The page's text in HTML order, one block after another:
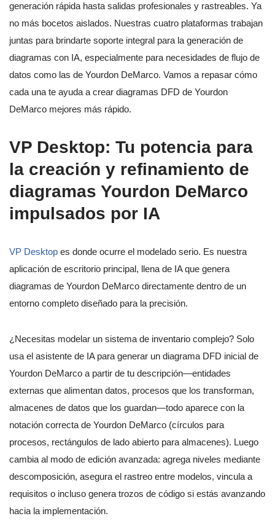
generación rápida hasta salidas profesionales y rastreables. Ya
no más bocetos aislados. Nuestras cuatro plataformas trabajan
juntas para brindarte soporte integral para la generación de
diagramas con IA, especialmente para necesidades de flujo de
datos como las de Yourdon DeMarco. Vamos a repasar cómo
cada una te ayuda a crear diagramas DFD de Yourdon
DeMarco mejores más rápido.
VP Desktop: Tu potencia para
la creación y refinamiento de
diagramas Yourdon DeMarco
impulsados por IA
VP Desktop es donde ocurre el modelado serio. Es nuestra
aplicación de escritorio principal, llena de IA que genera
diagramas de Yourdon DeMarco directamente dentro de un
entorno completo diseñado para la precisión.
¿Necesitas modelar un sistema de inventario complejo? Solo
usa el asistente de IA para generar un diagrama DFD inicial de
Yourdon DeMarco a partir de tu descripción—entidades
externas que alimentan datos, procesos que los transforman,
almacenes de datos que los guardan—todo aparece con la
notación correcta de Yourdon DeMarco (círculos para
procesos, rectángulos de lado abierto para almacenes). Luego
cambia al modo de edición avanzada: agrega niveles mediante
descomposición, asegura el rastreo entre modelos, vincula a
requisitos o incluso genera trozos de código si estás avanzando
hacia la implementación.